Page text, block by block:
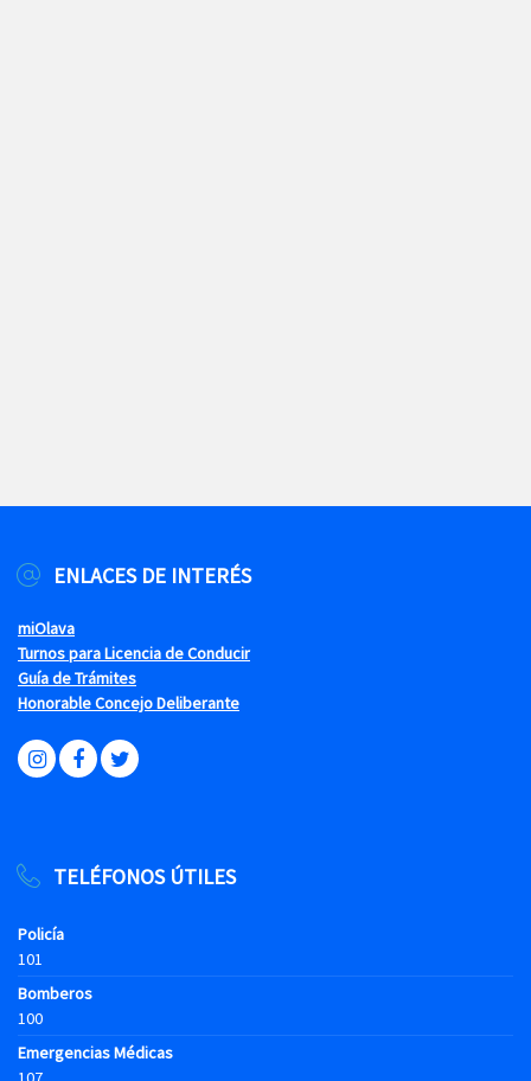
ENLACES DE INTERÉS
miOlava
Turnos para Licencia de Conducir
Guía de Trámites
Honorable Concejo Deliberante
TELÉFONOS ÚTILES
Policía
101
Bomberos
100
Emergencias Médicas